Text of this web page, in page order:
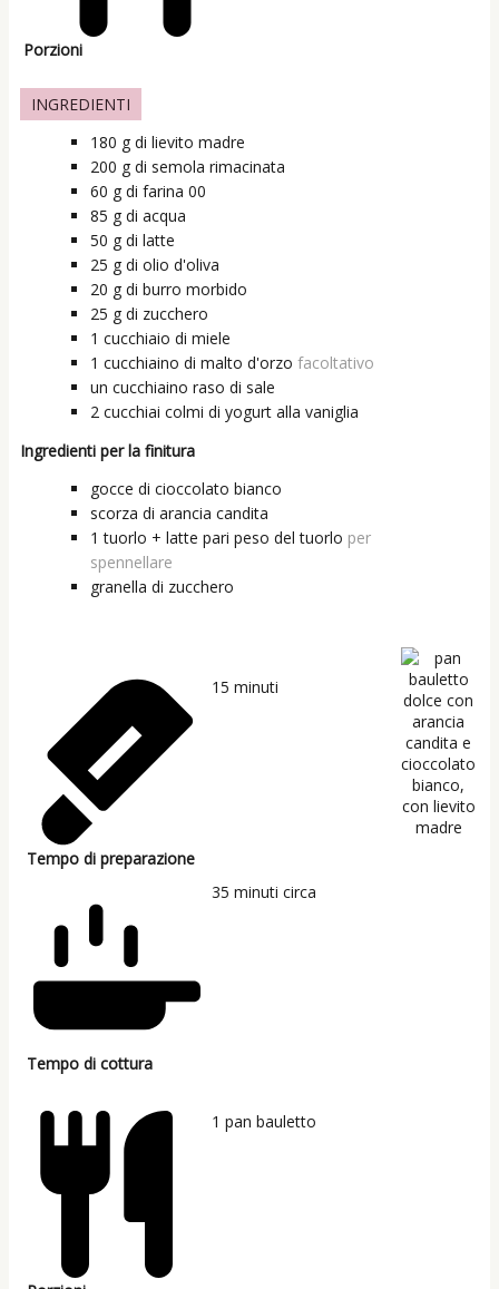
Porzioni
INGREDIENTI
180 g di lievito madre
200 g di semola rimacinata
60 g di farina 00
85 g di acqua
50 g di latte
25 g di olio d'oliva
20 g di burro morbido
25 g di zucchero
1 cucchiaio di miele
1 cucchiaino di malto d'orzo facoltativo
un cucchiaino raso di sale
2 cucchiai colmi di yogurt alla vaniglia
Ingredienti per la finitura
gocce di cioccolato bianco
scorza di arancia candita
1 tuorlo + latte pari peso del tuorlo per
spennellare
granella di zucchero
Tempo di preparazione
15 minuti
Tempo di cottura
35 minuti circa
1 pan bauletto